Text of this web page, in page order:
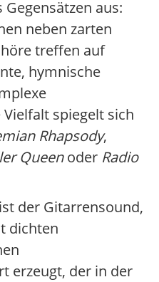
aus:
neben zarten
treffen auf
hymnische
spiegelt sich
Rhapsody,
Queenoder Radio
der Gitarrensound,
dichten
erzeugt, der in der